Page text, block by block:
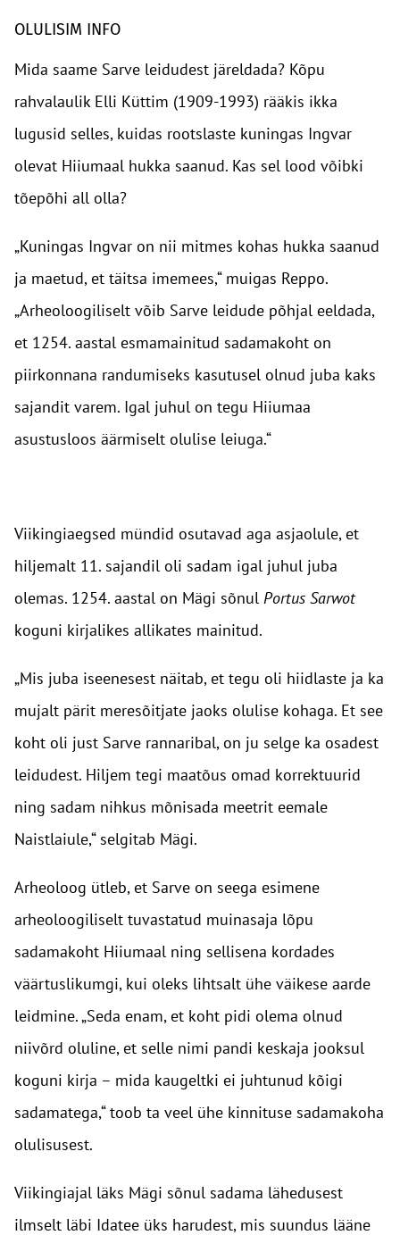
OLULISIM INFO
Mida saame Sarve leidudest järeldada? Kõpu
rahvalaulik Elli Küttim (1909-1993) rääkis ikka
lugusid selles, kuidas rootslaste kuningas Ingvar
olevat Hiiumaal hukka saanud. Kas sel lood võibki
tõepõhi all olla?
„Kuningas Ingvar on nii mitmes kohas hukka saanud
ja maetud, et täitsa imemees,“ muigas Reppo.
„Arheoloogiliselt võib Sarve leidude põhjal eeldada,
et 1254. aastal esmamainitud sadamakoht on
piirkonnana randumiseks kasutusel olnud juba kaks
sajandit varem. Igal juhul on tegu Hiiumaa
asustusloos äärmiselt olulise leiuga.“
Viikingiaegsed mündid osutavad aga asjaolule, et
hiljemalt 11. sajandil oli sadam igal juhul juba
olemas. 1254. aastal on Mägi sõnul Portus Sarwot
koguni kirjalikes allikates mainitud.
„Mis juba iseenesest näitab, et tegu oli hiidlaste ja ka
mujalt pärit meresõitjate jaoks olulise kohaga. Et see
koht oli just Sarve rannaribal, on ju selge ka osadest
leidudest. Hiljem tegi maatõus omad korrektuurid
ning sadam nihkus mõnisada meetrit eemale
Naistlaiule,“ selgitab Mägi.
Arheoloog ütleb, et Sarve on seega esimene
arheoloogiliselt tuvastatud muinasaja lõpu
sadamakoht Hiiumaal ning sellisena kordades
väärtuslikumgi, kui oleks lihtsalt ühe väikese aarde
leidmine. „Seda enam, et koht pidi olema olnud
niivõrd oluline, et selle nimi pandi keskaja jooksul
koguni kirja – mida kaugeltki ei juhtunud kõigi
sadamatega,“ toob ta veel ühe kinnituse sadamakoha
olulisusest.
Viikingiajal läks Mägi sõnul sadama lähedusest
ilmselt läbi Idatee üks harudest, mis suundus lääne